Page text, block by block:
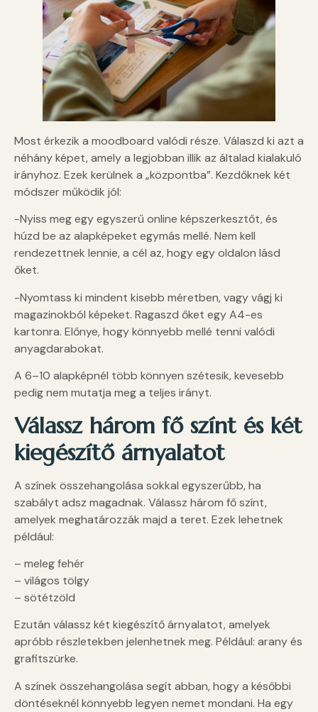
Most érkezik a moodboard valódi része. Válaszd ki azt a
néhány képet, amely a legjobban illik az általad kialakuló
irányhoz. Ezek kerülnek a „központba”. Kezdőknek két
módszer működik jól:
-Nyiss meg egy egyszerű online képszerkesztőt, és
húzd be az alapképeket egymás mellé. Nem kell
rendezettnek lennie, a cél az, hogy egy oldalon lásd
őket.
-Nyomtass ki mindent kisebb méretben, vagy vágj ki
magazinokból képeket. Ragaszd őket egy A4-es
kartonra. Előnye, hogy könnyebb mellé tenni valódi
anyagdarabokat.
A 6–10 alapképnél több könnyen szétesik, kevesebb
pedig nem mutatja meg a teljes irányt.
Válassz három fő színt és két
kiegészítő árnyalatot
A színek összehangolása sokkal egyszerűbb, ha
szabályt adsz magadnak. Válassz három fő színt,
amelyek meghatározzák majd a teret. Ezek lehetnek
például:
– meleg fehér
– világos tölgy
– sötétzöld
Ezután válassz két kiegészítő árnyalatot, amelyek
apróbb részletekben jelenhetnek meg. Például: arany és
grafitszürke.
A színek összehangolása segít abban, hogy a későbbi
döntéseknél könnyebb legyen nemet mondani. Ha egy